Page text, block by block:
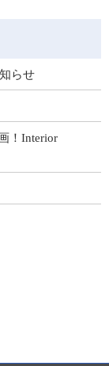
らせ
！Interior